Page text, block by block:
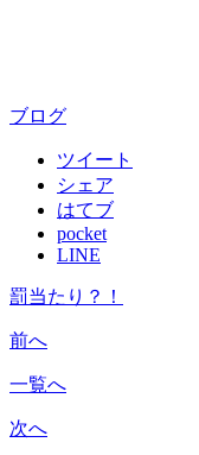
ブログ
ツイート
シェア
はてブ
pocket
LINE
罰当たり？！
前へ
一覧へ
次へ